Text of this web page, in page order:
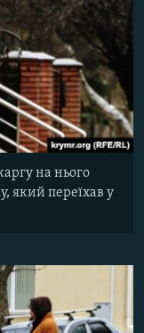
на нього
який переїхав у